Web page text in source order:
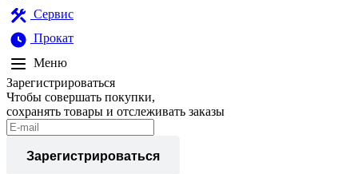
Сервис
Прокат
Меню
Зарегистрироваться
Чтобы совершать покупки,
сохранять товары и отслеживать заказы
Зарегистрироваться